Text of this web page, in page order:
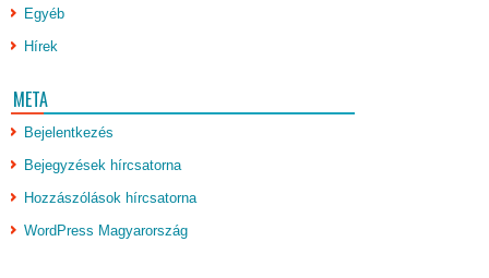
Egyéb
Hírek
META
Bejelentkezés
Bejegyzések hírcsatorna
Hozzászólások hírcsatorna
WordPress Magyarország